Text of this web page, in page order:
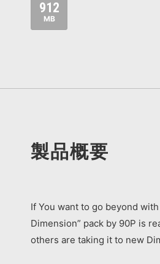
912
MB
製品概要
If You want to go beyond
Dimension” pack by 90P is
others are taking it to new